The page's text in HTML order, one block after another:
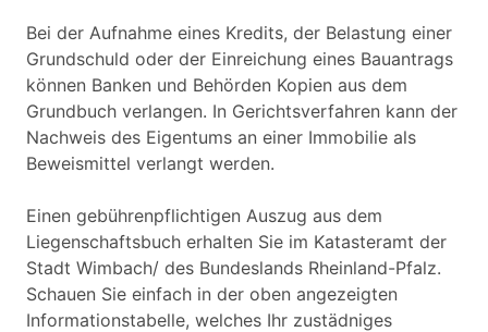
Bei der Aufnahme eines Kredits, der Belastung einer
Grundschuld oder der Einreichung eines Bauantrags
können Banken und Behörden Kopien aus dem
Grundbuch verlangen. In Gerichtsverfahren kann der
Nachweis des Eigentums an einer Immobilie als
Beweismittel verlangt werden.
Einen gebührenpflichtigen Auszug aus dem
Liegenschaftsbuch erhalten Sie im Katasteramt der
Stadt Wimbach/ des Bundeslands Rheinland-Pfalz.
Schauen Sie einfach in der oben angezeigten
Informationstabelle, welches Ihr zustädniges